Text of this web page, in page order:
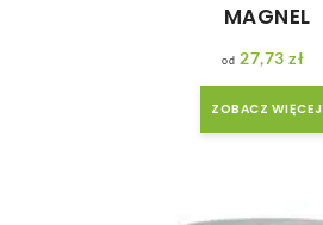
MAGNEL
27,73zł
ZOBACZ WIĘCEJ